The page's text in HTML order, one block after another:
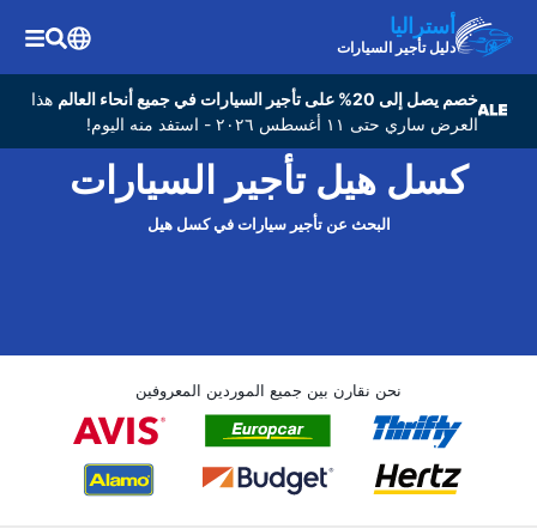
أستراليا
دليل تأجير السيارات
خصم يصل إلى 20% على تأجير السيارات في جميع أنحاء العالم
هذا
العرض ساري حتى ١١ أغسطس ٢٠٢٦ - استفد منه اليوم!
کسل هیل تأجير السيارات
البحث عن تأجير سيارات في کسل هیل
نحن نقارن بين جميع الموردين المعروفين